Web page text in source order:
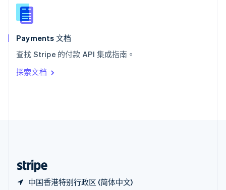
Payments 文档
查找 Stripe 的付款 API 集成指南。
探索文档
中国香港特别行政区 (简体中文)
新西兰
English
匈牙利
English
ItalianoEnglish
印度
English